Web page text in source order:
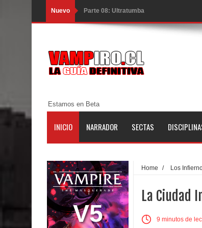
Nuevo Parte 08: Ultratumba
Parte 07: Asuntos que Resolver
Parte 06: El Trato con los Muertos
Parte 05: Sitiados
Parte 01: Escondido a Plena Luz
Parte 02: El Enemigo de mi Enemigo
Parte 06: Coletazos
Parte 05: Los Horrores del Infierno
Estamos en Beta
INICIO NARRADOR SECTAS
V5
Home / Los
La Ciudad
9 minutos de